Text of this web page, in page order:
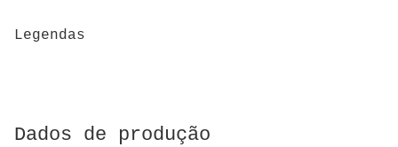
Legendas
Dados de produção